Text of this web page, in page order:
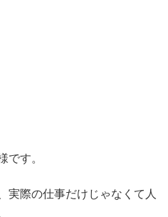
です。
実際の仕事だけじゃなくて人